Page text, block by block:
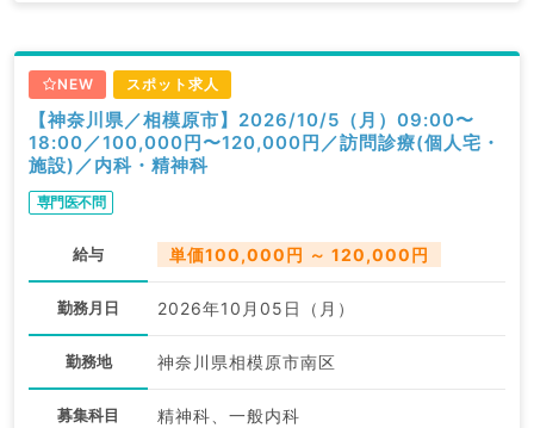
NEW スポット求人
【神奈川県／相模原市】2026/10/5（月）09:00〜
18:00／100,000円〜120,000円／訪問診療(個人宅・
施設)／内科・精神科
専門医不問
給与 単価100,000円 ～ 120,000円
勤務月日 2026年10月05日（月）
勤務地 神奈川県相模原市南区
募集科目 精神科、一般内科